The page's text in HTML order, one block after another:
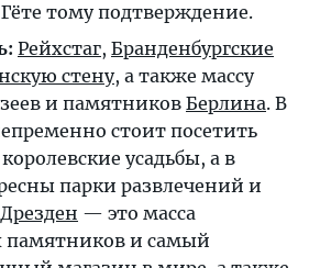
тому подтверждение.
Рейхстаг, Бранденбургские
стену, а также массу
и памятников Берлина. В
стоит посетить
усадьбы, а в
парки развлечений и
Дрезден — это масса
памятников и самый